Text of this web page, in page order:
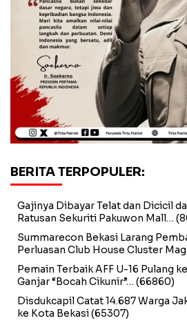
BERITA TERPOPULER:
Gajinya Dibayar Telat dan Dicicil
Ratusan Sekuriti Pakuwon Mall…
Summarecon Bekasi Larang
Perluasan Club House Cluster
Pemain Terbaik AFF U-16 Pulang
Ganjar “Bocah Cikunir”… (66860)
Disdukcapil Catat 14.687 Warga
ke Kota Bekasi(65307)